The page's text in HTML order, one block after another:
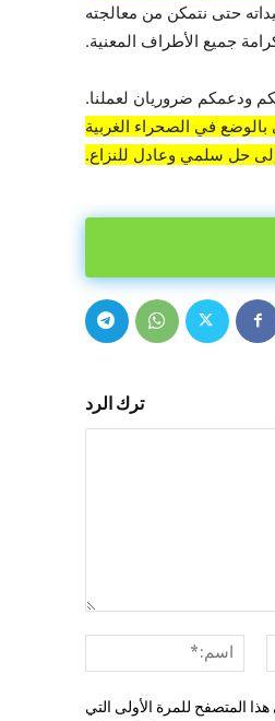
حتى نتمكن من معالجته
جميع الأطراف المعنية.
ودعمكم ضروريان لعملنا.
بالوضع في الصحراء الغربية
إلى حل سلمي وعادل للنزاع.
ترك الرد
الإلكتروني:*
المتصفح للمرة الأولى التي